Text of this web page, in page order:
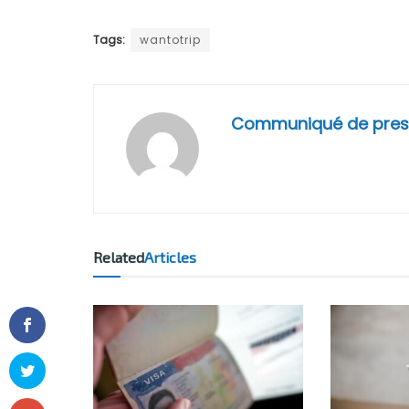
Tags: wantotrip
Communiqué de
RelatedArticles